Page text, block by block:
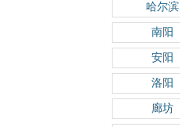
哈尔滨
南阳
安阳
洛阳
廊坊